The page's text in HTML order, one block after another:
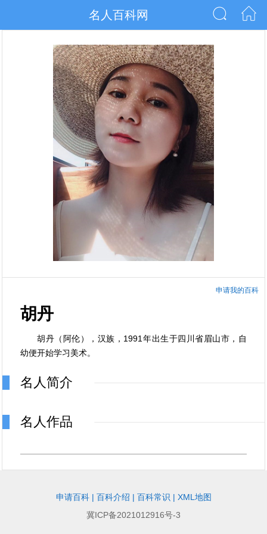
名人百科网
申请我的百科
胡丹
胡丹（阿伦），汉族，1991年出生于四川省眉山市，自
幼便开始学习美术。
名人简介
名人作品
申请百科| 百科介绍 | 百科常识 | XML地图
冀ICP备2021012916号-3